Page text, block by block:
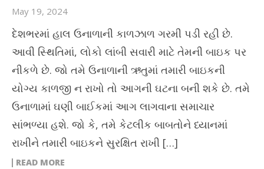
May 19, 2024
દેશભરમાં હાલ ઉનાળાની કાળઝાળ ગરમી પડી રહી છે.
આવી સ્થિતિમાં, લોકો લાંબી સવારી માટે તેમની બાઇક પર
નીકળે છે. જો તમે ઉનાળાની ઋતુમાં તમારી બાઇકની
યોગ્ય કાળજી ન રાખો તો આગની ઘટના બની શકે છે. તમે
ઉનાળામાં ઘણી બાઈકમાં આગ લાગવાના સમાચાર
સાંભળ્યા હશે. જો કે, તમે કેટલીક બાબતોને ધ્યાનમાં
રાખીને તમારી બાઇકને સુરક્ષિત રાખી […]
READ MORE